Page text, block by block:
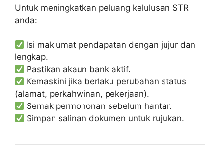
Untuk meningkatkan peluang kelulusan STR
anda:
Isi maklumat pendapatan dengan jujur dan
lengkap.
Pastikan akaun bank aktif.
Kemaskini jika berlaku perubahan status
(alamat, perkahwinan, pekerjaan).
Semak permohonan sebelum hantar.
Simpan salinan dokumen untuk rujukan.